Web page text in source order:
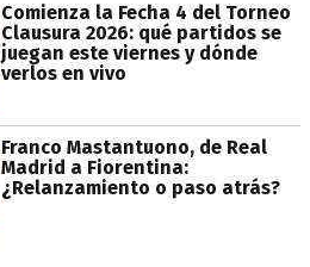
Comienza la Fecha 4 del Torneo
Clausura 2026: qué partidos se
juegan este viernes y dónde
verlos en vivo
Franco Mastantuono, de Real
Madrid a Fiorentina:
¿Relanzamiento o paso atrás?